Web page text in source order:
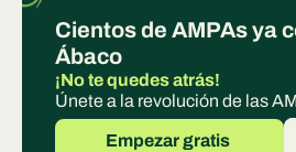
Cientos de AMPAs ya
Ábaco
¡No te quedes atrás!
Únete a la revolución de las
Empezar gratis